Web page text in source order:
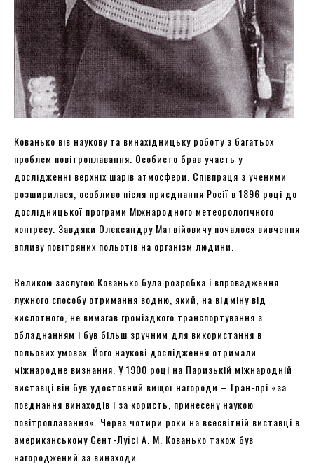
Кованько вів наукову та винахідницьку роботу з багатьох
проблем повітроплавання. Особисто брав участь у
дослідженні верхніх шарів атмосфери. Співпраця з ученими
розширилася, особливо після приєднання Росії в 1896 році до
дослідницької програми Міжнародного метеорологічного
конгресу. Завдяки Олександру Матвійовичу почалося вивчення
впливу повітряних польотів на організм людини.
Великою заслугою Кованько була розробка і впровадження
лужного способу отримання водню, який, на відміну від
кислотного, не вимагав громіздкого транспортування з
обладнанням і був більш зручним для використання в
польових умовах. Його наукові дослідження отримали
міжнародне визнання. У 1900 році на Паризькій міжнародній
виставці він був удостоєний вищої нагороди – Гран-прі «за
поєднання винаходів і за користь, принесену наукою
повітроплавання». Через чотири роки на всесвітній виставці в
американському Сент-Луїсі А. М. Кованько також був
нагороджений за винаходи.